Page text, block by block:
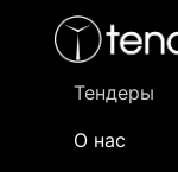
Тендеры
О нас
- активный лот
- сохраненный